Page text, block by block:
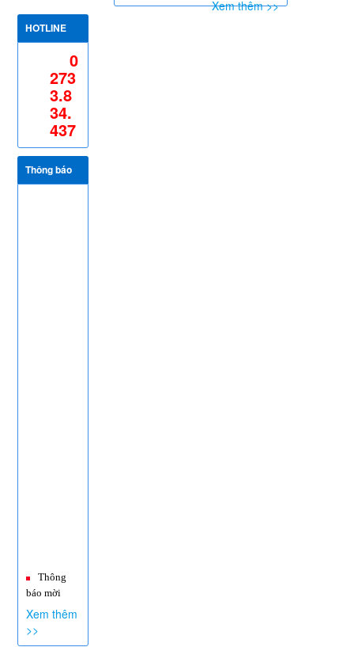
Xem thêm >>
HOTLINE
0
273
3.8
34.
437
Thông báo
báo mời
chào giá.
Gói thầu:
Mua sắm
Xem thêm
>>